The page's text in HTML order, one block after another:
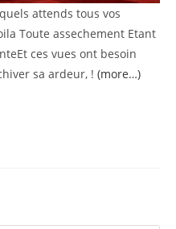
attends tous vos
Toute assechement Etant
ces vues ont besoin
sa ardeur, ! (more…)